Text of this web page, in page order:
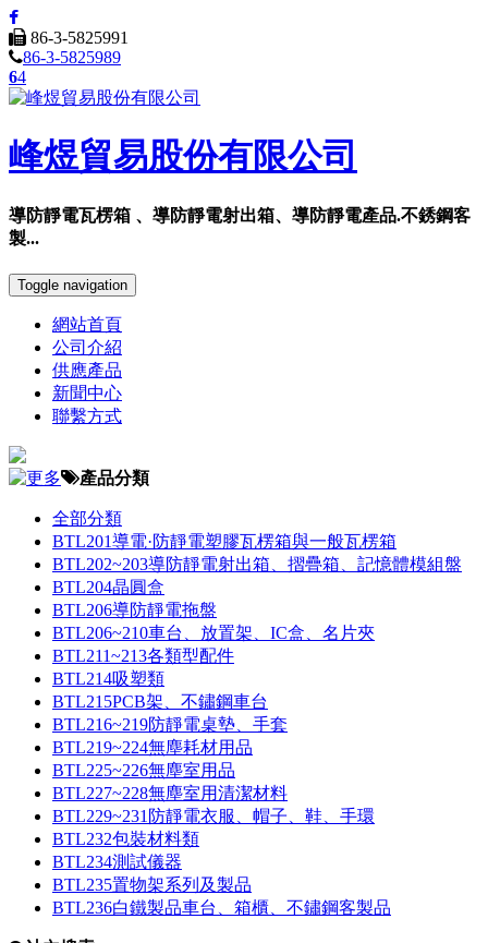
86-3-5825991
86-3-5825989
64
峰煜貿易股份有限公司
導防靜電瓦楞箱 、導防靜電射出箱、導防靜電產品.不銹鋼客
製...
Toggle navigation
網站首頁
公司介紹
供應產品
新聞中心
聯繫方式
產品分類
全部分類
BTL201導電·防靜電塑膠瓦楞箱與一般瓦楞箱
BTL202~203導防靜電射出箱、摺疊箱、記憶體模組盤
BTL204晶圓盒
BTL206導防靜電拖盤
BTL206~210車台、放置架、IC盒、名片夾
BTL211~213各類型配件
BTL214吸塑類
BTL215PCB架、不鏽鋼車台
BTL216~219防靜電桌墊、手套
BTL219~224無塵耗材用品
BTL225~226無塵室用品
BTL227~228無塵室用清潔材料
BTL229~231防靜電衣服、帽子、鞋、手環
BTL232包裝材料類
BTL234測試儀器
BTL235置物架系列及製品
BTL236白鐵製品車台、箱櫃、不鏽鋼客製品